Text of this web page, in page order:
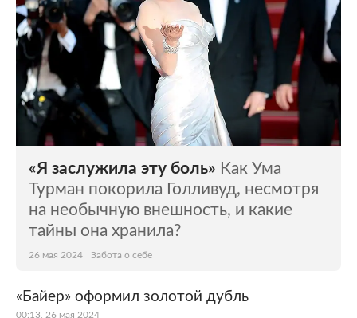
«Я заслужила эту боль» Как Ума
Турман покорила Голливуд, несмотря
на необычную внешность, и какие
тайны она хранила?
26 мая 2024 Забота о себе
«Байер» оформил золотой дубль
00:13, 26 мая 2024